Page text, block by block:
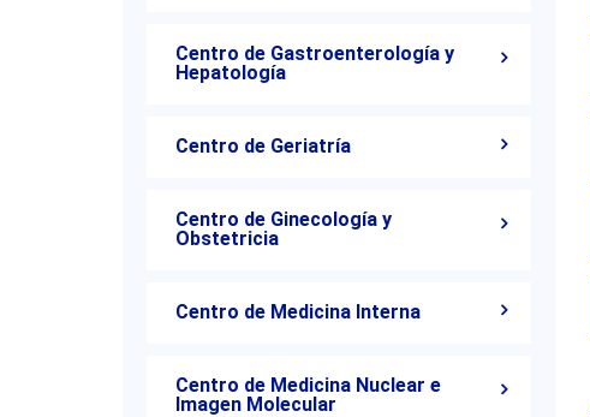
Centro de Gastroenterología y
Hepatología
Centro de Geriatría
Centro de Ginecología y
Obstetricia
Centro de Medicina Interna
Centro de Medicina Nuclear e
Imagen Molecular